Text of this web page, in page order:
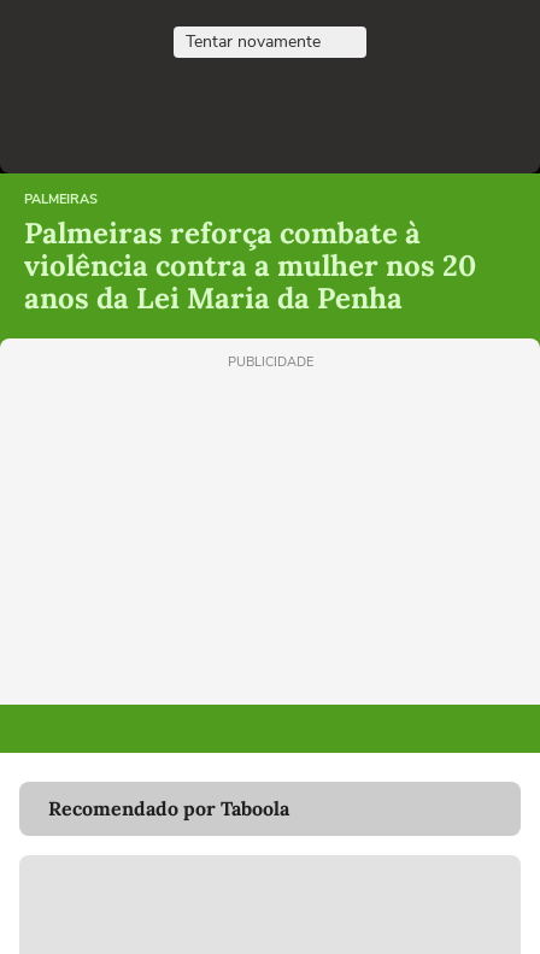
Tentar novamente
PALMEIRAS
Palmeiras reforça combate à
violência contra a mulher nos 20
anos da Lei Maria da Penha
PUBLICIDADE
Recomendado por Taboola